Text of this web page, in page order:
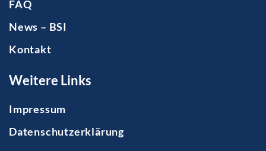
FAQ
News – BSI
Kontakt
Weitere Links
Impressum
Datenschutzerklärung